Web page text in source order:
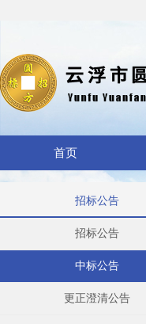
首页
招标公告
招标公告
中标公告
更正澄清公告